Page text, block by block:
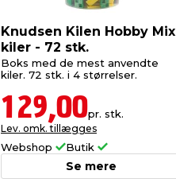
Knudsen Kilen Hobby Mix
kiler - 72 stk.
Boks med de mest anvendte
kiler. 72 stk. i 4 størrelser.
129,00pr. stk.
Lev. omk. tillægges
Webshop Butik
Se mere